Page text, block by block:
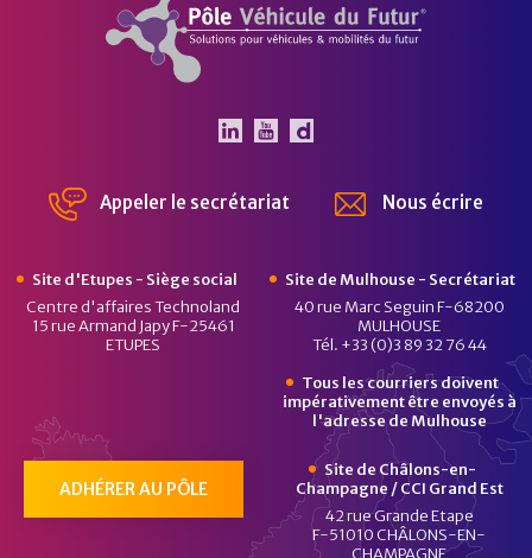
Appeler le secrétariat Nous écrire
Site d'Etupes - Siège social
Centre d'affaires Technoland
15 rue Armand Japy F-25461
ETUPES
Site de Mulhouse - Secrétariat
40 rue Marc Seguin F-68200
MULHOUSE
Tél. +33 (0)3 89 32 76 44
Tous les courriers doivent
impérativement être envoyés à
l'adresse de Mulhouse
ADHÉRER AU PÔLE
Site de Châlons-en-
Champagne / CCI Grand Est
42 rue Grande Etape
F-51010 CHÂLONS-EN-
CHAMPAGNE